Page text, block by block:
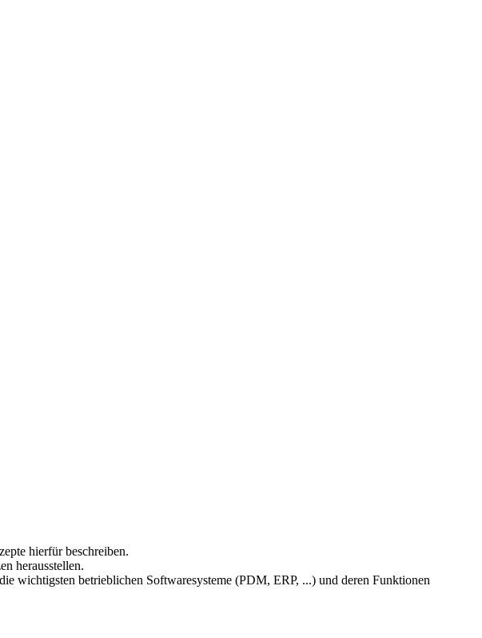
hierfür beschreiben.
herausstellen.
wichtigsten betrieblichen Softwaresysteme (PDM, ERP, ...) und deren Funktionen